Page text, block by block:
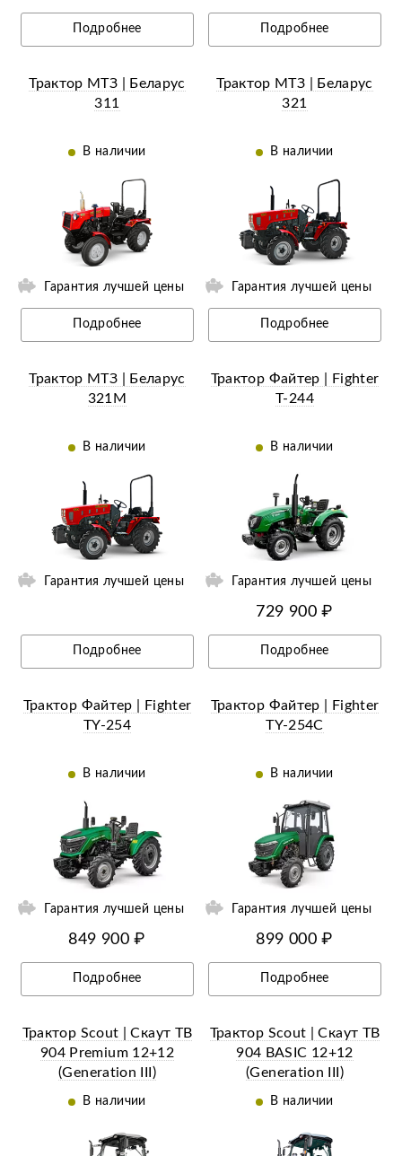
Подробнее Подробнее
Трактор МТЗ | Беларус
311
В наличии
Гарантия лучшей цены
Подробнее
Трактор МТЗ | Беларус
321
В наличии
Гарантия лучшей цены
Подробнее
Трактор МТЗ | Беларус
321М
В наличии
Гарантия лучшей цены
Подробнее
Трактор Файтер | Fighter
Т-244
В наличии
Ещё 1 фотография
Гарантия лучшей цены
729 900 ₽
Подробнее
Трактор Файтер | Fighter
TY-254
В наличии
Гарантия лучшей цены
849 900 ₽
Подробнее
Трактор Файтер | Fighter
TY-254C
В наличии
Ещё 3 фотографии
Гарантия лучшей цены
899 000 ₽
Подробнее
Трактор Scout | Скаут TB
904 Premium 12+12
(Generation III)
В наличии
Трактор Scout | Скаут TB
904 BASIC 12+12
(Generation III)
В наличии